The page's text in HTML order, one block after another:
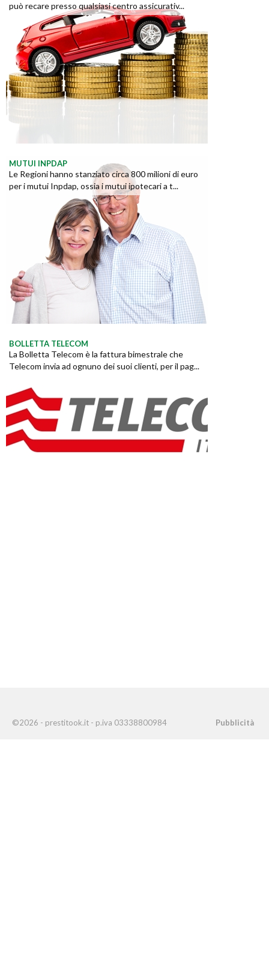
può recare presso qualsiasi centro assicurativ...
MUTUI INPDAP
Le Regioni hanno stanziato circa 800 milioni di euro
per i mutui Inpdap, ossia i mutui ipotecari a t...
BOLLETTA TELECOM
La Bolletta Telecom è la fattura bimestrale che
Telecom invia ad ognuno dei suoi clienti, per il pag...
©2026 - prestitook.it - p.iva 03338800984 Pubblicità